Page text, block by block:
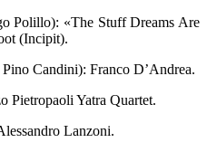
Polillo): «The Stuff Dreams Are
(Incipit).
Candini): Franco D’Andrea.
Pietropaoli Yatra Quartet.
Lanzoni.